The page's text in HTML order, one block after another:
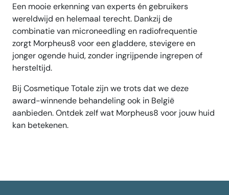
Een mooie erkenning van experts én gebruikers
wereldwijd en helemaal terecht. Dankzij de
combinatie van microneedling en radiofrequentie
zorgt Morpheus8 voor een gladdere, stevigere en
jonger ogende huid, zonder ingrijpende ingrepen of
hersteltijd.
Bij Cosmetique Totale zijn we trots dat we deze
award-winnende behandeling ook in België
aanbieden. Ontdek zelf wat Morpheus8 voor jouw huid
kan betekenen.